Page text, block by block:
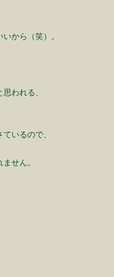
から（笑）。
われる、
いるので、
せん。